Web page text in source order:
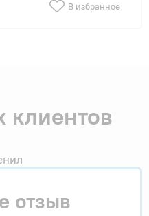
В избранное
отзыв